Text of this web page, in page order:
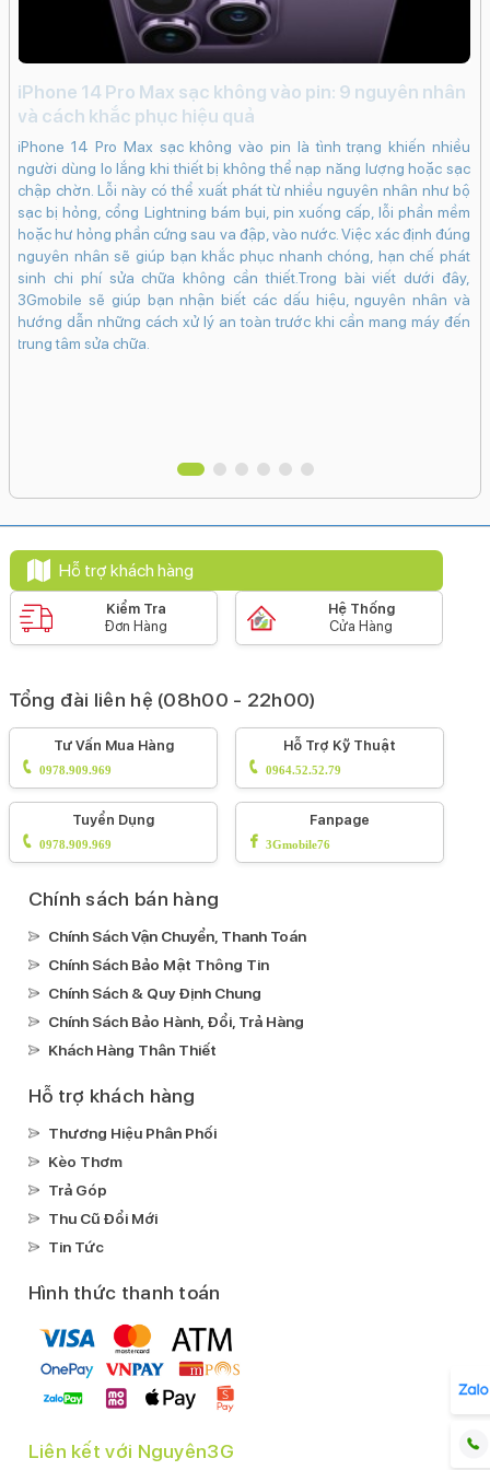
Quay video Full HD
Quay video 4K
Quay chậm (Slow Motion)
Nhận diện khuôn mặt
Nhãn dán (AR Stickers)
HDR
Công nghệ màn hình:
IPS LCD
Độ phân giải màn hình:
Liquid Retina (828 x 1792 Pixels)
Màn hình rộng:
6.1" - Tần số quét 60 Hz
Độ sáng tối đa:
Dung lượng pin:
3110 mAh
Loại pin:
Li-Ion
Hỗ trợ sạc tối đa:
18 W
Tiết kiệm pin
Sạc pin nhanh
Sạc không dây
Tiện ích
Bảo mật nâng cao:
Mở khoá khuôn mặt Face ID
Tính năng đặc biệt:
Âm thanh Dolby Audio
H.264(MPEG4-AVC)
Lossless
Mạng di động:
SIM:
1 Nano SIM & 1 eSIM
Wifi:
Wi-Fi 802.11 a/b/g/n/ac/ax
iPhone 14 Pro Max sạc không vào pin: 9 nguyên nhân
và cách khắc phục hiệu quả
iPhone 14 Pro Max sạc không vào pin là tình trạng khiến nhiều
người dùng lo lắng khi thiết bị không thể nạp năng lượng hoặc sạc
chập chờn. Lỗi này có thể xuất phát từ nhiều nguyên nhân như bộ
sạc bị hỏng, cổng Lightning bám bụi, pin xuống cấp, lỗi phần mềm
hoặc hư hỏng phần cứng sau va đập, vào nước. Việc xác định đúng
nguyên nhân sẽ giúp bạn khắc phục nhanh chóng, hạn chế phát
sinh chi phí sửa chữa không cần thiết.Trong bài viết dưới đây,
3Gmobile sẽ giúp bạn nhận biết các dấu hiệu, nguyên nhân và
hướng dẫn những cách xử lý an toàn trước khi cần mang máy đến
trung tâm sửa chữa.
Hỗ trợ khách hàng
Kiểm Tra
Đơn Hàng
Hệ Thống
Cửa Hàng
Tổng đài liên hệ (08h00 - 22h00)
Tư Vấn Mua Hàng
0978.909.969
Hỗ Trợ Kỹ Thuật
0964.52.52.79
Tuyển Dụng
0978.909.969
Fanpage
3Gmobile76
Chính sách bán hàng
Chính Sách Vận Chuyển, Thanh Toán
Chính Sách Bảo Mật Thông Tin
Chính Sách & Quy Định Chung
Chính Sách Bảo Hành, Đổi, Trả Hàng
Khách Hàng Thân Thiết
Hỗ trợ khách hàng
Thương Hiệu Phân Phối
Kèo Thơm
Trả Góp
Thu Cũ Đổi Mới
Tin Tức
Hình thức thanh toán
Liên kết với Nguyên3G